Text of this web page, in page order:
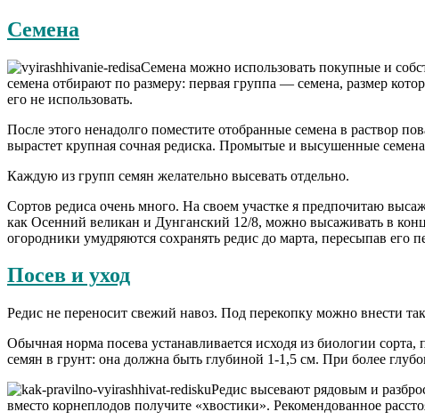
Семена
Семена можно использовать покупные и
семена отбирают по размеру: первая группа — семена, размер
его не использовать.
После этого ненадолго поместите отобранные семена в раствор
вырастет крупная сочная редиска. Промытые и высушенные
Каждую из групп семян желательно высевать отдельно.
Сортов редиса очень много. На своем участке я предпочитаю
как Осенний великан и Дунганский 12/8, можно высаживать в
огородники умудряются сохранять редис до марта, пересыпав его
Посев и уход
Редис не переносит свежий навоз. Под перекопку можно внести
Обычная норма посева устанавливается исходя из биологии
семян в грунт: она должна быть глубиной 1-1,5 см. При более
Редис высевают рядовым и
вместо корнеплодов получите «хвостики». Рекомендованное